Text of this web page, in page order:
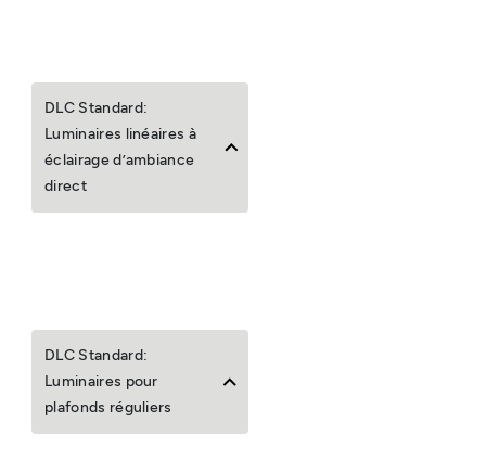
DLC Standard:
Luminaires linéaires à
éclairage d’ambiance
direct
DLC Standard:
Luminaires pour
plafonds réguliers